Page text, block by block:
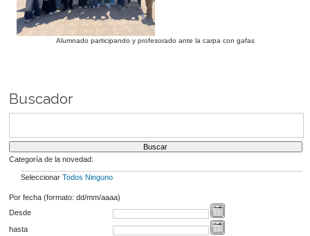
Alumnado participando y profesorado ante la carpa con gafas
Buscador
Categoría de la novedad:
Seleccionar Todos Ninguno
Por fecha (formato: dd/mm/aaaa)
Desde
hasta